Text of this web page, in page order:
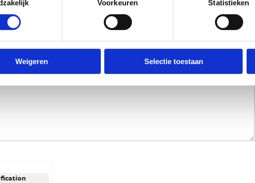
Voorkeuren Statistieken
Weigeren Selectie toestaan